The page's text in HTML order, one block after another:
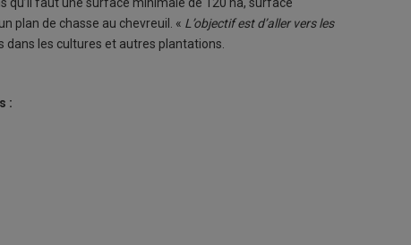
plan de chasse au chevreuil. « L’objectif est d’aller vers les
dans les cultures et autres plantations.
: